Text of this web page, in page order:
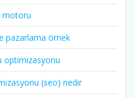
motoru
pazarlama örnek
optimizasyonu
(seo) nedir